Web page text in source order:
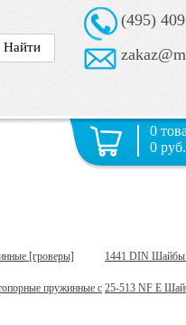
(495)
0
0 руб.
[гроверы] 1441 DIN Шайбы
пружинные с 25-513 NF E